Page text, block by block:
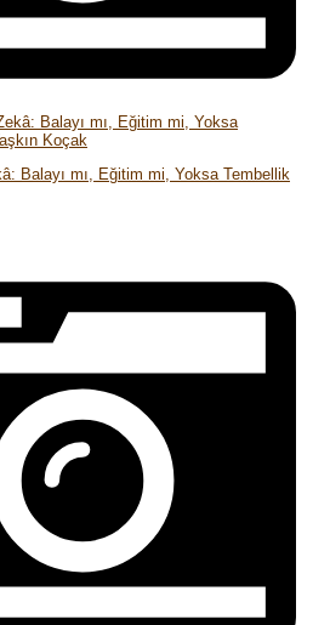
Balayı mı, Eğitim mi, Yoksa Tembellik